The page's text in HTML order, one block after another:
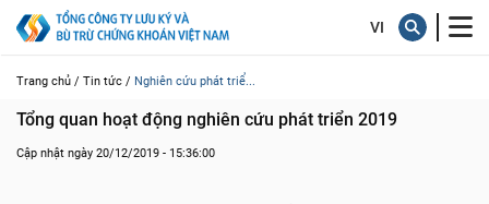
Trang chủ / Tin tức / Nghiên cứu phát triể...
Tổng quan hoạt động nghiên cứu phát triển 2019
Cập nhật ngày 20/12/2019 - 15:36:00